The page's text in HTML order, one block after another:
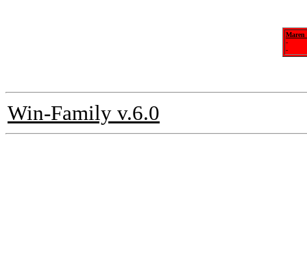
Maren
-
-
Win-Family v.6.0